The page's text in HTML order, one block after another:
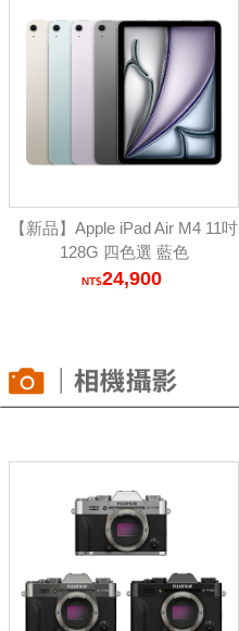
【新品】Apple iPad Air M4 11吋
128G 四色選 藍色
24,900